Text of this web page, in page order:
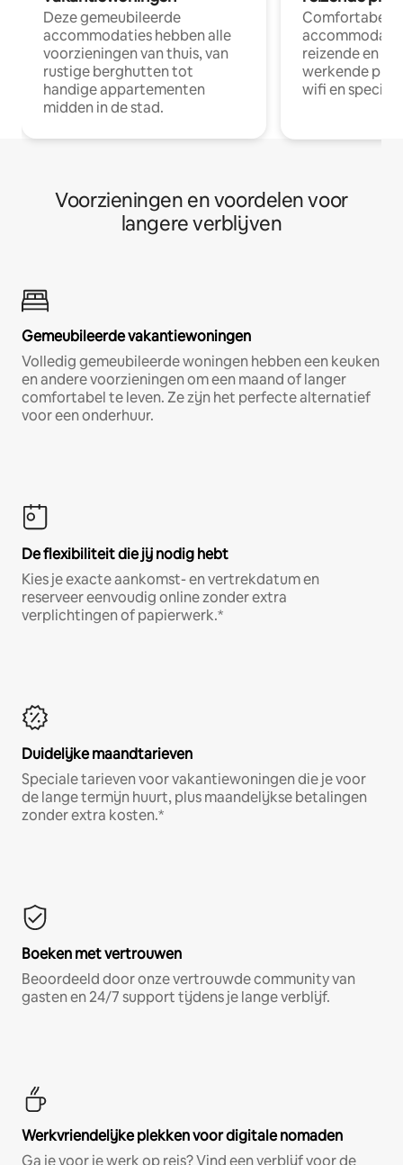
Deze gemeubileerde
accommodaties hebben alle
voorzieningen van thuis, van
rustige berghutten tot
handige appartementen
midden in de stad.
Comfortabele
reizende en
werkende
wifi en
Voorzieningen en voordelen voor
langere verblijven
Gemeubileerde vakantiewoningen
Volledig gemeubileerde woningen hebben een keuken
en andere voorzieningen om een maand of langer
comfortabel te leven. Ze zijn het perfecte alternatief
voor een onderhuur.
De flexibiliteit die jij nodig hebt
Kies je exacte aankomst- en vertrekdatum en
reserveer eenvoudig online zonder extra
verplichtingen of papierwerk.*
Duidelijke maandtarieven
Speciale tarieven voor vakantiewoningen die je voor
de lange termijn huurt, plus maandelijkse betalingen
zonder extra kosten.*
Boeken met vertrouwen
Beoordeeld door onze vertrouwde community van
gasten en 24/7 support tijdens je lange verblijf.
Werkvriendelijke plekken voor digitale nomaden
Ga je voor je werk op reis? Vind een verblijf voor de